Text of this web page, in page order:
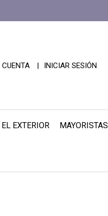
CUENTA INICIAR SESIÓN
EXTERIOR MAYORISTAS